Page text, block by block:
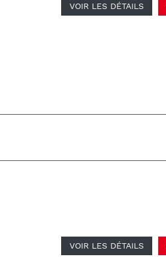
VOIR LES DÉTAILS
VOIR LES DÉTAILS